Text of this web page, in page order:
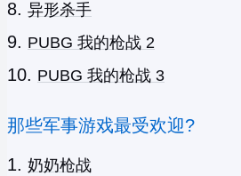
异形杀手
PUBG 我的枪战 2
PUBG 我的枪战 3
那些军事游戏最受欢迎?
奶奶枪战